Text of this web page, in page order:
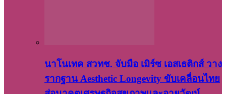
นาโนเทค สวทช. จับมือ เมิร์ซ เอสเธติกส์ วาง
รากฐาน Aesthetic Longevity ขับเคลื่อนไทย